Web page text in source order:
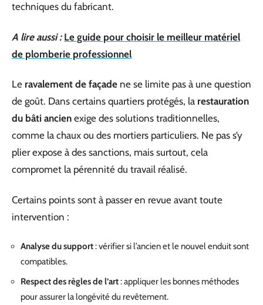
techniques du fabricant.
A lire aussi : Le guide pour choisir le meilleur matériel
de plomberie professionnel
Le ravalement de façade ne se limite pas à une question
de goût. Dans certains quartiers protégés, la restauration
du bâti ancien exige des solutions traditionnelles,
comme la chaux ou des mortiers particuliers. Ne pas s’y
plier expose à des sanctions, mais surtout, cela
compromet la pérennité du travail réalisé.
Certains points sont à passer en revue avant toute
intervention :
Analyse du support: vérifier si l’ancien et le nouvel enduit sont
compatibles.
Respect des règles de l’art: appliquer les bonnes méthodes
pour assurer la longévité du revêtement.